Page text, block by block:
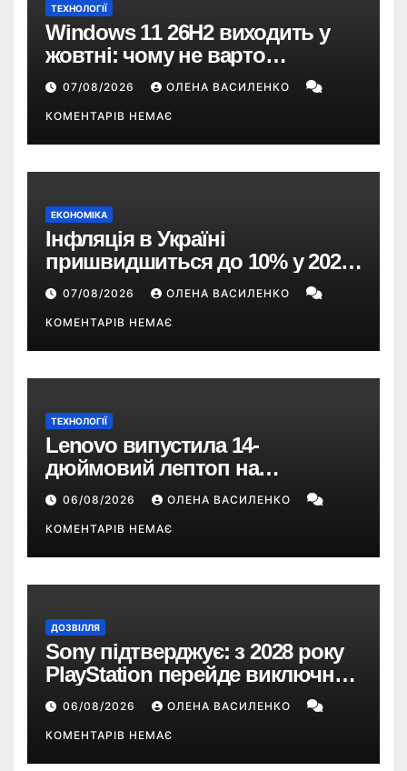
ТЕХНОЛОГІЇ
Windows 11 26H2 виходить у
жовтні: чому не варто
пропускати це оновлення
07/08/2026 ОЛЕНА ВАСИЛЕНКО
КОМЕНТАРІВ НЕМАЄ
ЕКОНОМІКА
Інфляція в Україні
пришвидшиться до 10% у 2026
році — прогноз НБУ
07/08/2026 ОЛЕНА ВАСИЛЕНКО
КОМЕНТАРІВ НЕМАЄ
ТЕХНОЛОГІЇ
Lenovo випустила 14-
дюймовий лептоп на
Snapdragon X2 з автономністю
понад 33 години
06/08/2026 ОЛЕНА ВАСИЛЕНКО
КОМЕНТАРІВ НЕМАЄ
ДОЗВІЛЛЯ
Sony підтверджує: з 2028 року
PlayStation перейде виключно
на цифрові ігри
06/08/2026 ОЛЕНА ВАСИЛЕНКО
КОМЕНТАРІВ НЕМАЄ